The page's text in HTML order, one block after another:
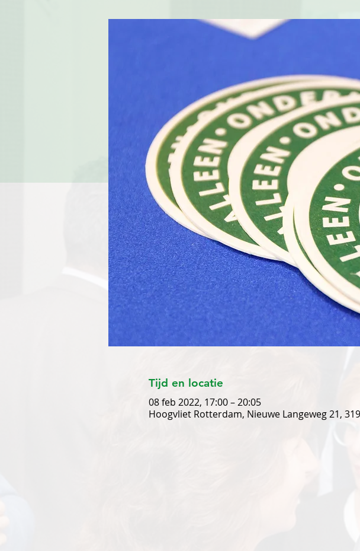
Tijd en locatie
08 feb 2022, 17:00 – 20:05
Hoogvliet Rotterdam, Nieuwe Langeweg 21,